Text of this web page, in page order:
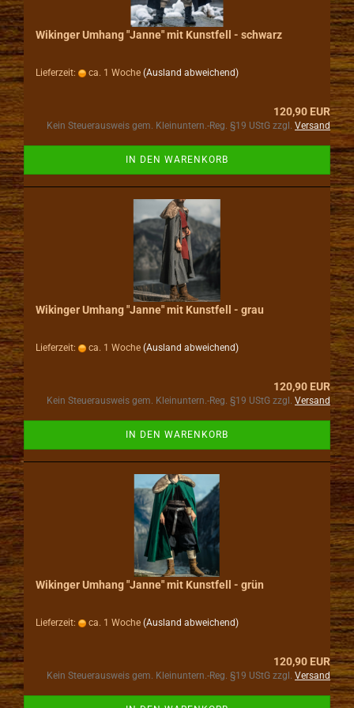
Wikinger Umhang "Janne" mit Kunstfell - schwarz
Lieferzeit: ca. 1 Woche (Ausland abweichend)
120,90 EUR
Kein Steuerausweis gem. Kleinuntern.-Reg. §19 UStG zzgl. Versand
IN DEN WARENKORB
Wikinger Umhang "Janne" mit Kunstfell - grau
Lieferzeit: ca. 1 Woche (Ausland abweichend)
120,90 EUR
Kein Steuerausweis gem. Kleinuntern.-Reg. §19 UStG zzgl. Versand
IN DEN WARENKORB
Wikinger Umhang "Janne" mit Kunstfell - grün
Lieferzeit: ca. 1 Woche (Ausland abweichend)
120,90 EUR
Kein Steuerausweis gem. Kleinuntern.-Reg. §19 UStG zzgl. Versand